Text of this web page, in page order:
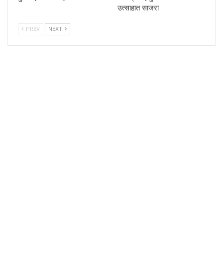
उत्साहात साजरा
PREV NEXT